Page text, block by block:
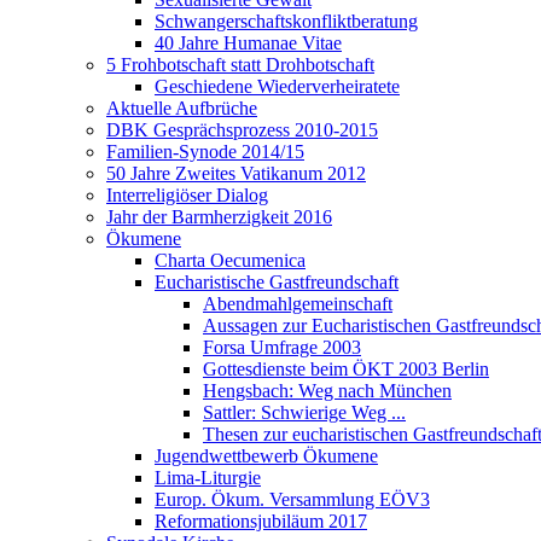
Schwangerschaftskonfliktberatung
40 Jahre Humanae Vitae
5 Frohbotschaft statt Drohbotschaft
Geschiedene Wiederverheiratete
Aktuelle Aufbrüche
DBK Gesprächsprozess 2010-2015
Familien-Synode 2014/15
50 Jahre Zweites Vatikanum 2012
Interreligiöser Dialog
Jahr der Barmherzigkeit 2016
Ökumene
Charta Oecumenica
Eucharistische Gastfreundschaft
Abendmahlgemeinschaft
Aussagen zur Eucharistischen
Forsa Umfrage 2003
Gottesdienste beim ÖKT 2003 Berlin
Hengsbach: Weg nach München
Sattler: Schwierige Weg ...
Thesen zur eucharistischen Gastfreundschaft
Jugendwettbewerb Ökumene
Lima-Liturgie
Europ. Ökum. Versammlung EÖV3
Reformationsjubiläum 2017